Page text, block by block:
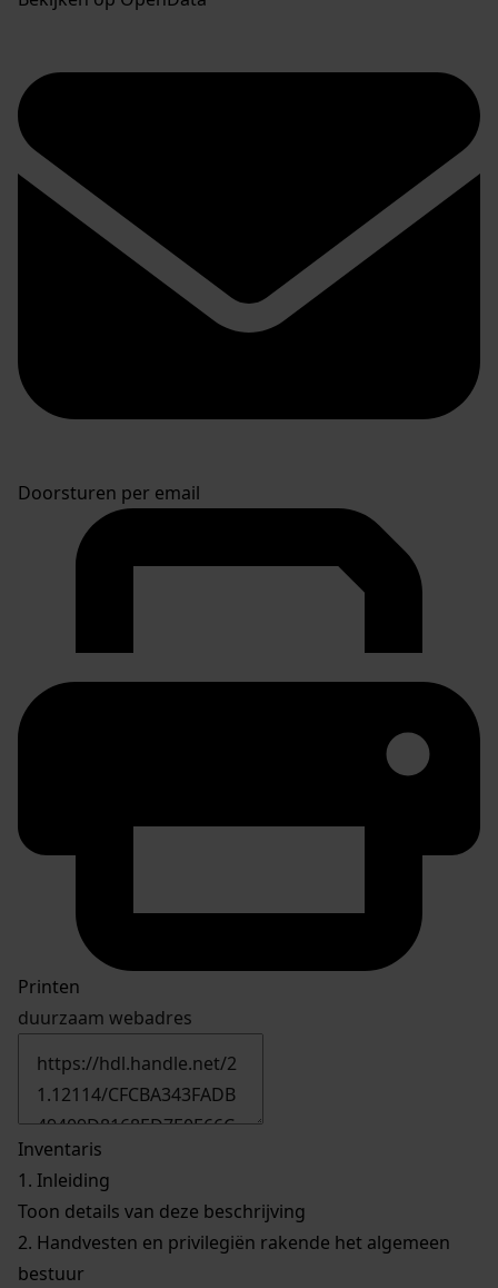
Doorsturen per email
Printen
duurzaam webadres
Inventaris
1. Inleiding
Toon details van deze beschrijving
2. Handvesten en privilegiën rakende het algemeen
bestuur